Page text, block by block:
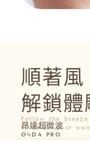
順著風
解鎖體
Follow the breeze
Shine on your own
昂達超微波
ONDA PRO